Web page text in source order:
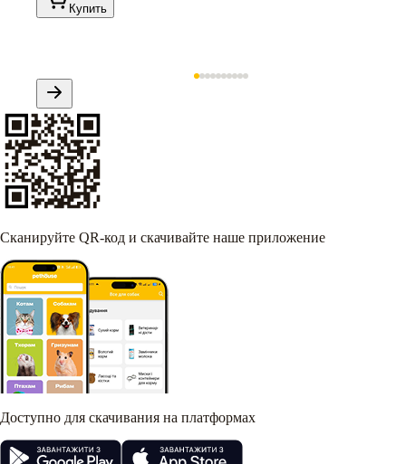
Купить
Сканируйте QR-код и скачивайте наше приложение
Доступно для скачивания на платформах